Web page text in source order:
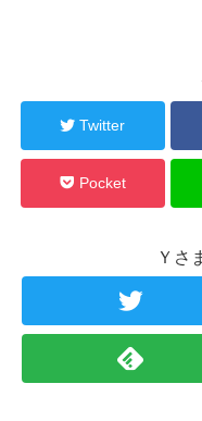
Twitter
Pocket
Ｙさ